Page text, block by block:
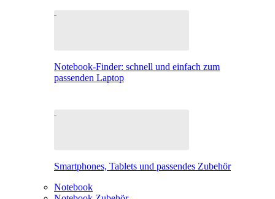
Notebook-Finder: schnell und einfach zum
passenden Laptop
Smartphones, Tablets und passendes Zubehör
Notebook